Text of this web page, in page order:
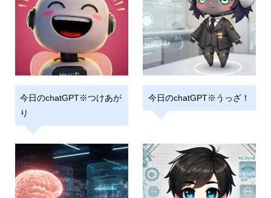
今日のchatGPT※つけあが
り
今日のchatGPT※うっざ！